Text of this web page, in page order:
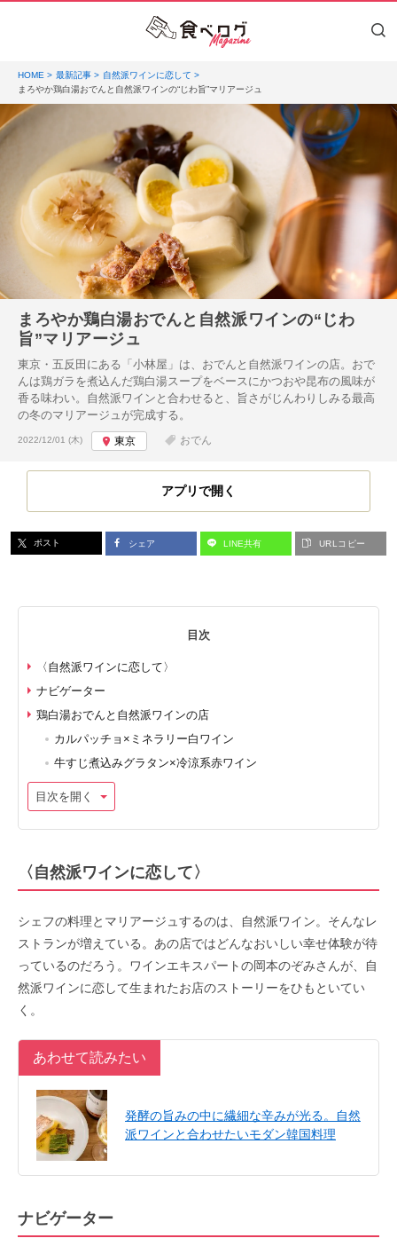
HOME 最新記事
自然派ワインに恋して
まろやか鶏白湯おでんと自然派ワインの“じわ旨”マリアージュ
まろやか鶏白湯おでんと自然派ワインの“じわ
旨”マリアージュ
東京・五反田にある「小林屋」は、おでんと自然派ワインの店。おで
んは鶏ガラを煮込んだ鶏白湯スープをベースにかつおや昆布の風味が
香る味わい。自然派ワインと合わせると、旨さがじんわりしみる最高
の冬のマリアージュが完成する。
投稿日:
2022/12/01 (木) 東京 おでん
アプリで開く
ポスト シェア LINE共有 URLコピー
目次
〈自然派ワインに恋して〉
ナビゲーター
鶏白湯おでんと自然派ワインの店
カルパッチョ×ミネラリー白ワイン
牛すじ煮込みグラタン×冷涼系赤ワイン
目次を開く
〈自然派ワインに恋して〉
シェフの料理とマリアージュするのは、自然派ワイン。そんなレ
ストランが増えている。あの店ではどんなおいしい幸せ体験が待
っているのだろう。ワインエキスパートの岡本のぞみさんが、自
然派ワインに恋して生まれたお店のストーリーをひもといてい
く。
あわせて読みたい
発酵の旨みの中に繊細な辛みが光る。自然
派ワインと合わせたいモダン韓国料理
ナビゲーター